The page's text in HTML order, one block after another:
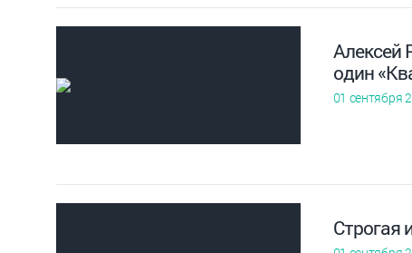
Алексей
один
01 сентября
Строгая